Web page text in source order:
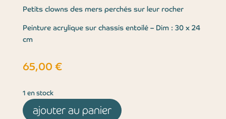
Petits clowns des mers perchés sur leur rocher
Peinture acrylique sur chassis entoilé – Dim : 30 x 24
cm
65,00 €
1 en stock
ajouter au panier